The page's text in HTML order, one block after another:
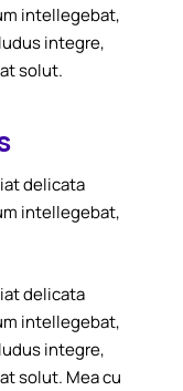
intellegebat,
integre,
solut.
delicata
intellegebat,
delicata
intellegebat,
integre,
solut. Mea cu